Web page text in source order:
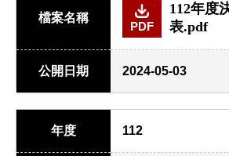
檔案名稱
PDF
112年度
表.pdf
公開日期 2024-05-03
年度 112